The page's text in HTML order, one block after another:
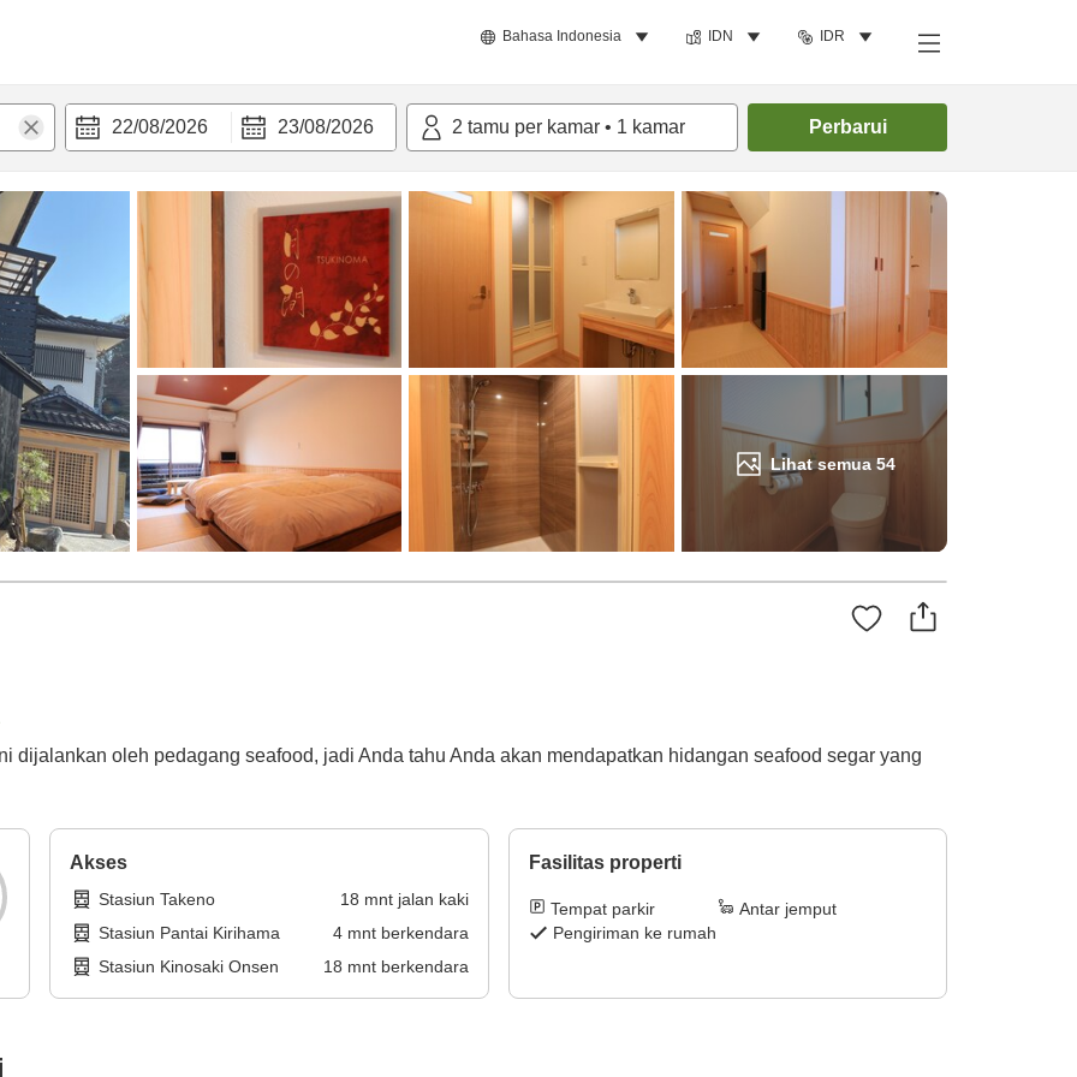
Bahasa Indonesia IDN IDR
22/08/2026 23/08/2026 2 tamu per kamar • 1 kamar Perbarui
Lihat semua 54
Cari kamar
dijalankan oleh pedagang seafood, jadi Anda tahu Anda akan mendapatkan hidangan seafood segar yang
Akses
Stasiun Takeno 18 mnt jalan kaki
Stasiun Pantai Kirihama
4mnt berkendara
Stasiun Kinosaki Onsen
18 mnt berkendara
Fasilitas properti
Tempat parkir
Antar jemput
Pengiriman ke rumah